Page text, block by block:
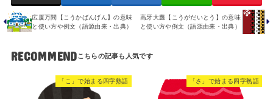
広厦万間【こうかばんげん】の意味
と使い方や例文（語源由来・出典）
高牙大纛【こうがだいとう】の意味
と使い方や例文（語源由来・出典）
RECOMMEND
「こ」で始まる四字熟語 「さ」で始まる四字熟語